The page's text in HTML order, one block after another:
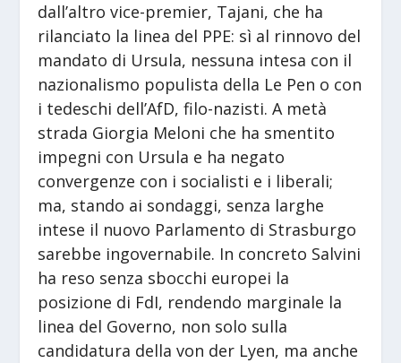
dall’altro vice-premier, Tajani, che ha
rilanciato la linea del PPE: sì al rinnovo del
mandato di Ursula, nessuna intesa con il
nazionalismo populista della Le Pen o con
i tedeschi dell’AfD, filo-nazisti. A metà
strada Giorgia Meloni che ha smentito
impegni con Ursula e ha negato
convergenze con i socialisti e i liberali;
ma, stando ai sondaggi, senza larghe
intese il nuovo Parlamento di Strasburgo
sarebbe ingovernabile. In concreto Salvini
ha reso senza sbocchi europei la
posizione di FdI, rendendo marginale la
linea del Governo, non solo sulla
candidatura della von der Lyen, ma anche